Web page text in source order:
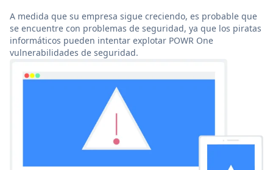
A medida que su empresa sigue creciendo, es probable que
se encuentre con problemas de seguridad, ya que los piratas
informáticos pueden intentar explotar POWR One
vulnerabilidades de seguridad.